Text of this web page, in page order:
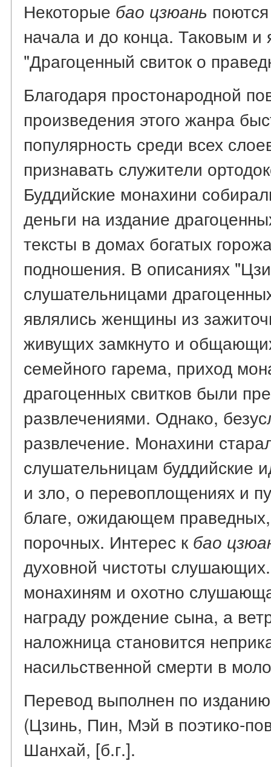
Некоторые бао цзюань
начала и до конца. Таковым и
"Драгоценный свиток о
Благодаря простонародной
произведения этого жанра
популярность среди всех
признавать служители
Буддийские монахини
деньги на издание
тексты в домах богатых
подношения. В описаниях
слушательницами
являлись женщины из
живущих замкнуто и
семейного гарема, приход
драгоценных свитков были
развлечениями. Однако,
развлечение. Монахини
слушательницам буддийские
и зло, о перевоплощениях и
благе, ожидающем
порочных. Интерес к бао
духовной чистоты
монахиням и охотно
награду рождение сына, а
наложница становится
насильственной смерти в
Перевод выполнен по
(Цзинь, Пин, Мэй в поэтико-
Шанхай, [б.г.].